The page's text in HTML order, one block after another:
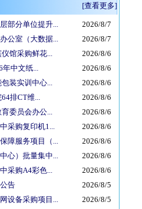
[查看更多]
部分单位提升...
2026/8/7
公室（大数据...
2026/8/7
馆采购鲜花...
2026/8/6
年中文纸...
2026/8/6
装实训中心...
2026/8/6
排CT维...
2026/8/6
委员会办公...
2026/8/6
采购复印机1...
2026/8/6
障服务项目（...
2026/8/6
心）批量集中...
2026/8/6
采购A4彩色...
2026/8/6
告
2026/8/5
设备采购项目...
2026/8/5